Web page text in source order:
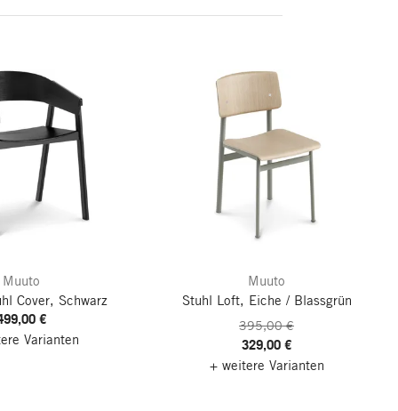
Muuto
Cover, Schwarz
€
Varianten
Muuto
Stuhl Loft, Eiche / Blassgrün
395,00 €
329,00 €
+ weitere Varianten